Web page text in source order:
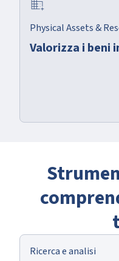
domain_add
Physical Assets &
Valorizza i beni
Ricerca e analisi